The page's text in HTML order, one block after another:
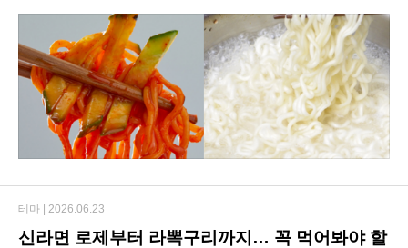
#비빔면살안찌게먹는법 #비빔면종류 #비빔면레시피
#비빔면소스 #건면비빔면 #비빔면제품 #비빔면토핑
#비빔면혈당 #비빔면액상과당
신라면 로제부터 라뽁구리까지… 꼭 먹어봐야 할
테마 | 2026.06.23